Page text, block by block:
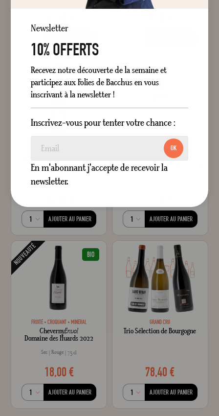
BIO
AlsacePinot Gris
Domaine Laurent Vogt 2024
Demi-Sec Blanc 75 cl
AJOUTER AU PANIER
AGRUMES APÉRITIF
Muscadet Sèvre et Maine
La Bregeonnette
Domaine Stéphane Orieux 2024
AJOUTER AU PANIER
BIO
NOUVEAUTÉ
FRUITÉ CROQUANT MINÉRAL
ChevernyEnvol
Domaine des Huards 2022
Sec Rouge 75 cl
18,00 €
AJOUTER AU PANIER
GRAND CRU
Trio Sélection de Bourgogne
78,40 €
AJOUTER AU PANIER
Newsletter
10% OFFERTS
Recevez notre découverte de la semaine et
participez aux Folies de Bacchus en vous
inscrivant à la newsletter !
Inscrivez-vous pour tenter votre chance :
OK
En m'abonnant j'accepte de recevoir la
newsletter.